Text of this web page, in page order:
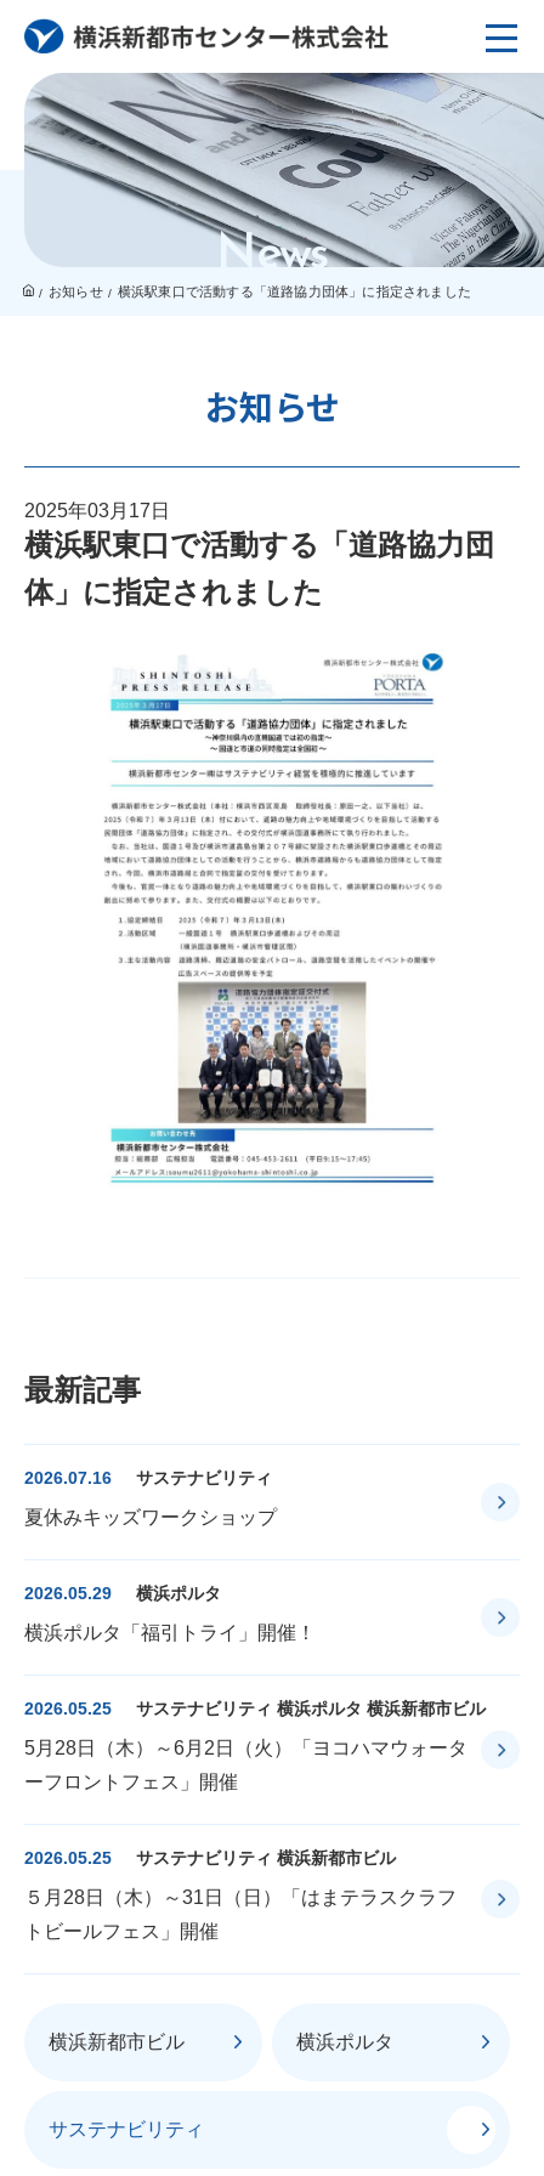
News
お知らせ 横浜駅東口で活動する「道路協力団体」に指定されました
お知らせ
横浜新都市ビル 横浜ポルタ
サステナビリティ
横浜駅東口で活動する「道路協力団
体」に指定されました
2025年03月17日
最新記事
2026.07.16 サステナビリティ
夏休みキッズワークショップ
2026.05.29 横浜ポルタ
横浜ポルタ「福引トライ」開催！
2026.05.25 サステナビリティ 横浜ポルタ 横浜新都市ビル
5月28日（木）～6月2日（火）「ヨコハマウォータ
ーフロントフェス」開催
2026.05.25 サステナビリティ 横浜新都市ビル
５月28日（木）～31日（日）「はまテラスクラフ
トビールフェス」開催